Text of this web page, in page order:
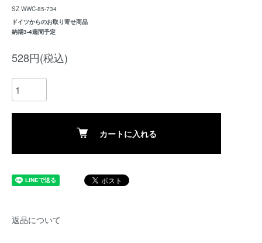
SZ WWC-85-734
ドイツからのお取り寄せ商品
納期3-4週間予定
528円(税込)
カートに入れる
返品について